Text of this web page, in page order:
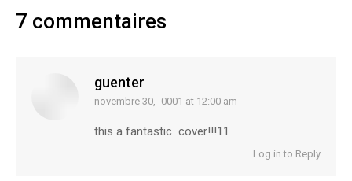
7 commentaires
guenter
says:
novembre 30, -0001 at 12:00 am
this a fantastic cover!!!11
Log in to Reply